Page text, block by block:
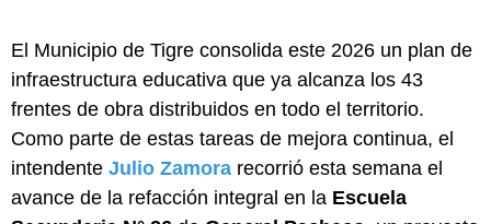
El Municipio de Tigre consolida este 2026 un plan de
infraestructura educativa que ya alcanza los 43
frentes de obra distribuidos en todo el territorio.
Como parte de estas tareas de mejora continua, el
intendente Julio Zamora recorrió esta semana el
avance de la refacción integral en la Escuela